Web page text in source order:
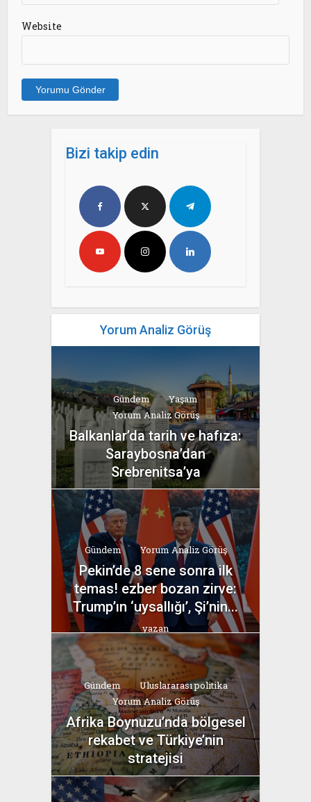
Website
Bizi takip edin
Yorum Analiz Görüş
Gündem
Yaşam
Yorum Analiz Görüş
Balkanlar’da tarih ve hafıza:
Saraybosna’dan
Srebrenitsa’ya
yazan
Bahri Ak
Gündem Yorum Analiz Görüş
Pekin’de 8 sene sonra ilk
temas! ezber bozan zirve:
Trump’ın ‘uysallığı’, Şi’nin...
yazan
Bahri Ak
Gündem
Uluslararası politika
Yorum Analiz Görüş
Afrika Boynuzu’nda bölgesel
rekabet ve Türkiye’nin
stratejisi
yazan
Bahri Ak